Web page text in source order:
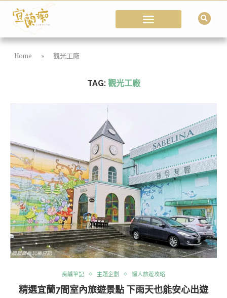
Home » 觀光工廠
TAG: 觀光工廠
痴編筆記 主題企劃 懶人旅遊攻略
精選宜蘭7間室內旅遊景點 下雨天也能安心出遊